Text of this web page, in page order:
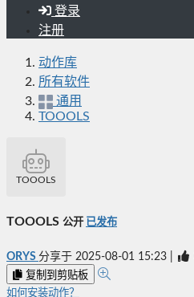
登录
注册
动作库
所有软件
通用
TOOOLS
TOOOLS
TOOOLS 公开 已发布
ORYS 分享于 2025-08-01 15:23
复制到剪贴板
如何安装动作？